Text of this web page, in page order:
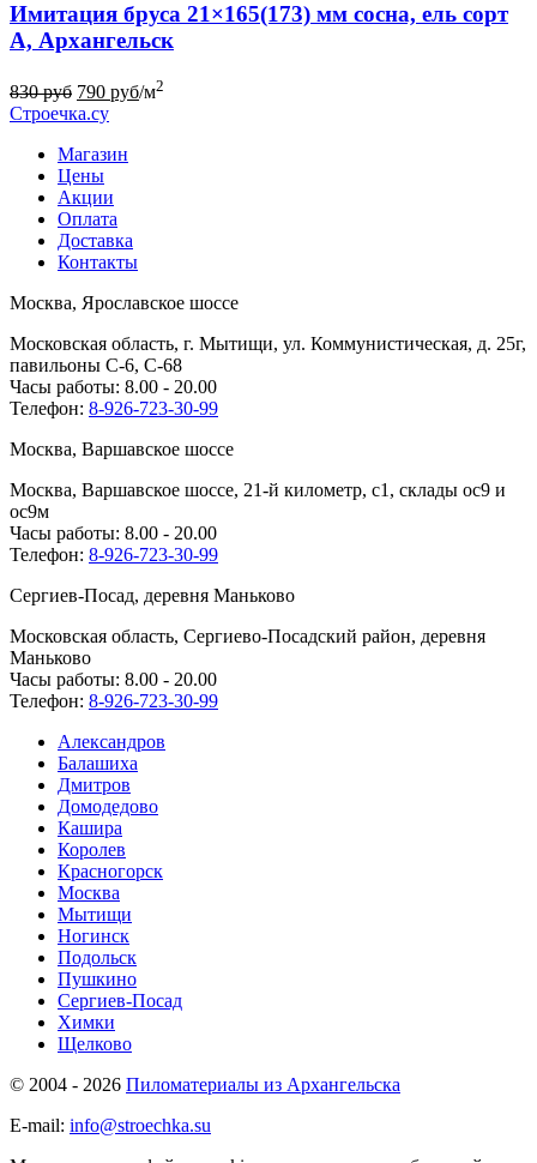
Имитация бруса 21×165(173) мм сосна, ель сорт
А, Архангельск
830руб 790 руб/м2
Строечка.су
Магазин
Цены
Акции
Оплата
Доставка
Контакты
Москва, Ярославское шоссе
Московская область, г. Мытищи, ул. Коммунистическая, д. 25г,
павильоны С-6, С-68
Часы работы: 8.00 - 20.00
Телефон: 8-926-723-30-99
Москва, Варшавское шоссе
Москва, Варшавское шоссе, 21-й километр, с1, склады ос9 и
ос9м
Часы работы: 8.00 - 20.00
Телефон: 8-926-723-30-99
Сергиев-Посад, деревня Маньково
Московская область, Сергиево-Посадский район, деревня
Маньково
Часы работы: 8.00 - 20.00
Телефон: 8-926-723-30-99
Александров
Балашиха
Дмитров
Домодедово
Кашира
Королев
Красногорск
Москва
Мытищи
Ногинск
Подольск
Пушкино
Сергиев-Посад
Химки
Щелково
© 2004 - 2026 Пиломатериалы из Архангельска
E-mail: info@stroechka.su